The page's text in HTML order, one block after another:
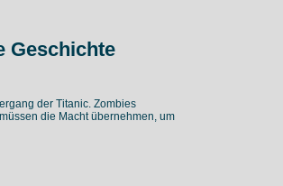
Geschichte
der Titanic. Zombies
die Macht übernehmen, um